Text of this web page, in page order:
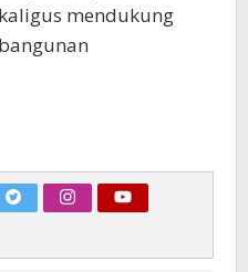
mendukung